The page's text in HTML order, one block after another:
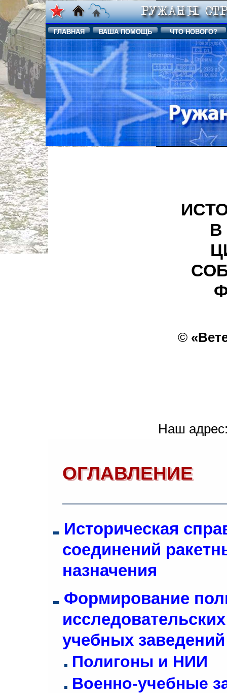
ГЛАВНАЯ ВАША ПОМОЩЬ ЧТО НОВОГО?
В
©
Наш
ОГЛАВЛЕНИЕ
Историческая
соединений
назначения
Формирование
учебных
Полигоны и НИИ
Военно-учебные